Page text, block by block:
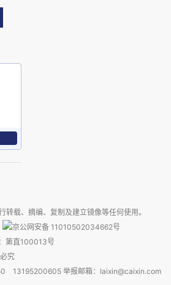
赵
？
恶
语
清
睛
载、摘编、复制及建立镜像等任何使用。
京公网安备 11010502034662号
第直100013号
究
13195200605 举报邮箱：laixin@caixin.com